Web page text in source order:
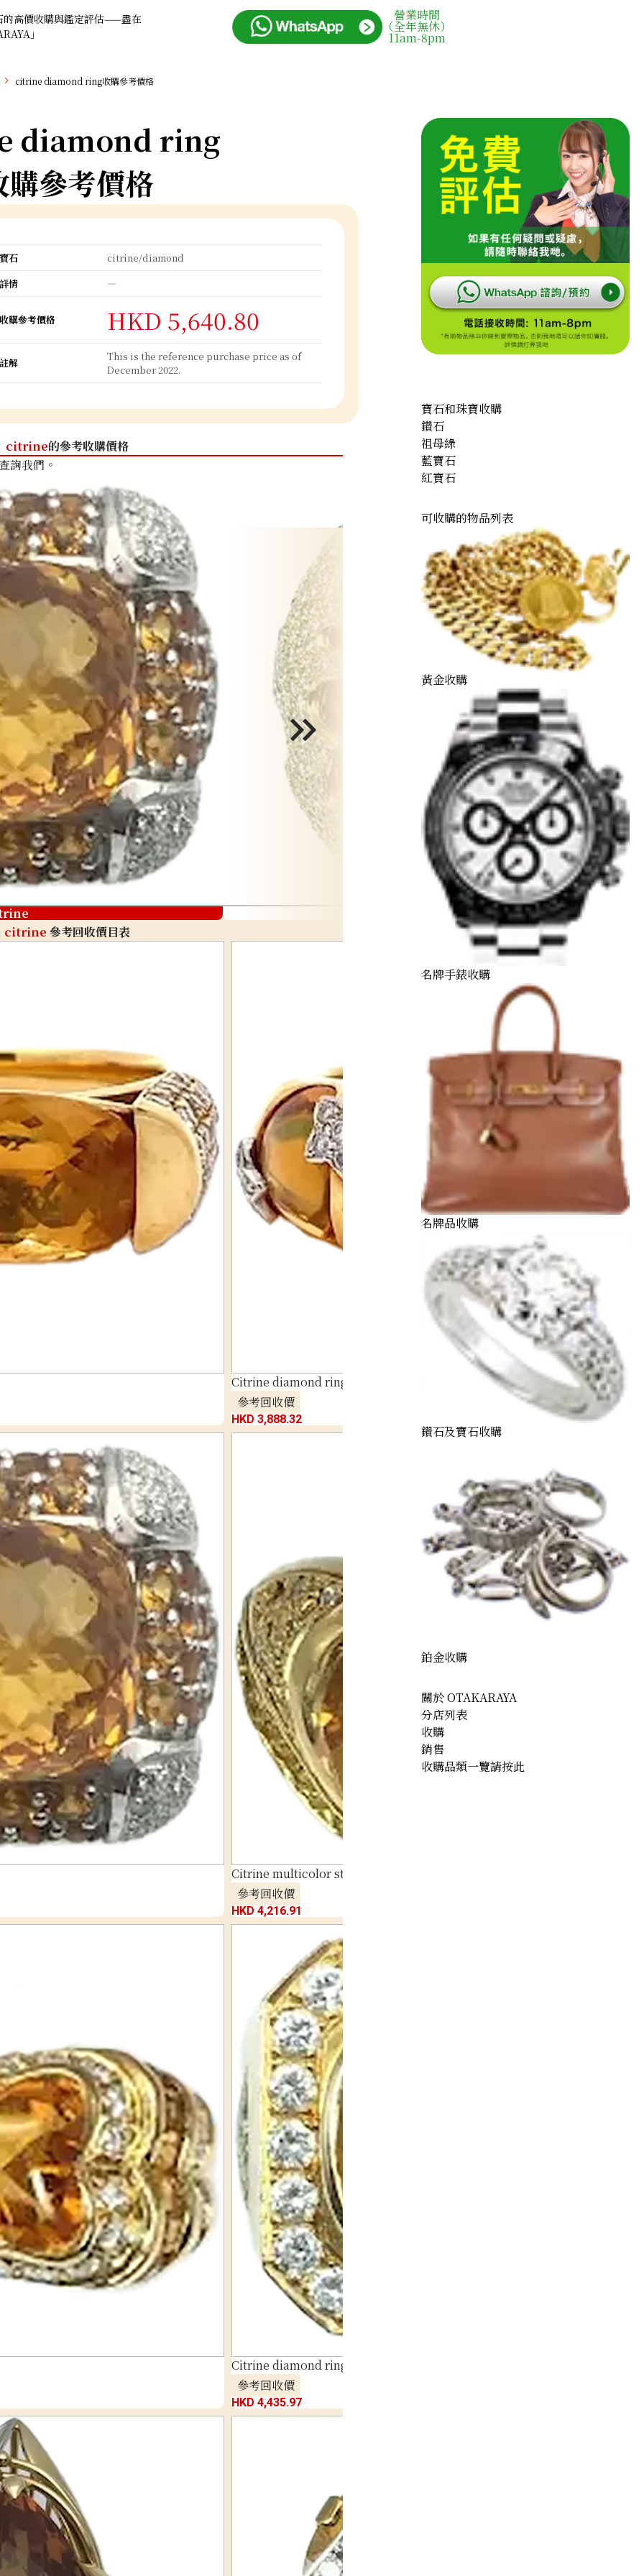
的高價收購與鑑定評估——盡在
」
營業時間
（全年無休）
11am-8pm
citrine diamond ring收購參考價格
diamond ring
購參考價格
寶石
citrine/diamond
詳情
―
收購參考價格 HKD 5,640.80
註解
This is the reference purchase price as of
December 2022.
citrine的參考收購價格
詢我們。
citrine-ring
citrine 參考回收價目表
Citrine diamond ring 6.2ct
參考回收價
HKD 3,888.32
Citrine multicolor stone ring 4.6ct
參考回收價
HKD 4,216.91
Citrine diamond ring 6.5ct
參考回收價
HKD 4,435.97
寶石和珠寶收購
鑽石
祖母綠
藍寶石
紅寶石
可收購的物品列表
黃金收購
名牌手錶收購
名牌品收購
鑽石及寶石收購
鉑金收購
關於 OTAKARAYA
分店列表
收購
銷售
收購品類一覽請按此